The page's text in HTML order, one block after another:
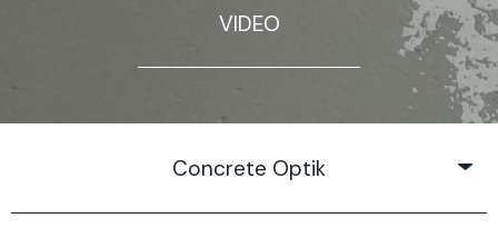
VIDEO
Concrete Optik